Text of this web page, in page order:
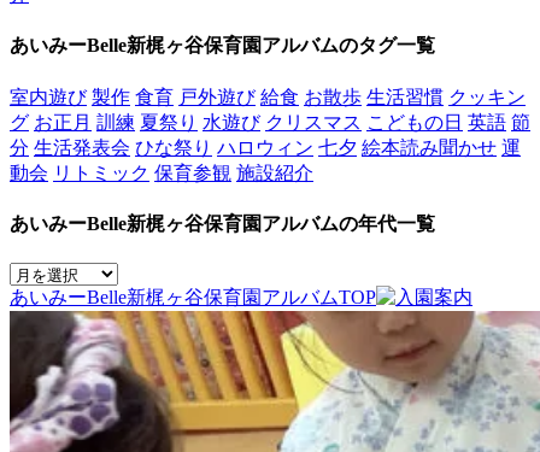
あいみーBelle新梶ヶ谷保育園アルバムのタグ一覧
室内遊び 製作 食育 戸外遊び 給食 お散歩 生活習慣 クッキン
グ お正月 訓練 夏祭り 水遊び クリスマス こどもの日 英語 節
分 生活発表会 ひな祭り ハロウィン 七夕 絵本読み聞かせ 運
動会 リトミック 保育参観 施設紹介
あいみーBelle新梶ヶ谷保育園アルバムの年代一覧
あいみーBelle新梶ヶ谷保育園アルバムTOP